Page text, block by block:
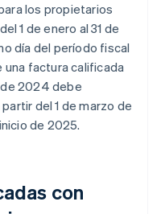
los propietarios
1 de enero al 31 de
día del período fiscal
una factura calificada
2024 debe
del 1 de marzo de
de 2025.
con